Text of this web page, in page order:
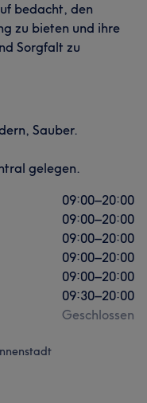
bedacht, den
zu bieten und ihre
Sorgfalt zu
Sauber.
gelegen.
09:00–20:00
09:00–20:00
09:00–20:00
09:00–20:00
09:00–20:00
09:30–20:00
Geschlossen